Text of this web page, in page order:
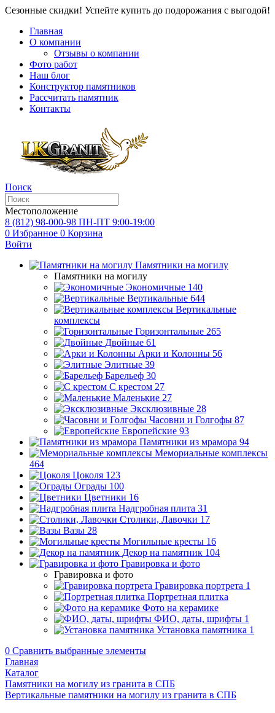
Сезонные скидки! Успейте купить до подорожания с выгодой!
Главная
О компании
Отзывы о компании
Фото работ
Наш блог
Конструктор памятников
Рассчитать памятник
Контакты
Поиск
Местоположение
8 (812) 98-000-98 ПН-ПТ 9:00-19:00
0 Избранное 0 Корзина
Войти
Памятники на могилу
Памятники на могилу
Экономичные 140
Вертикальные 644
Вертикальные
комплексы
Горизонтальные 265
Двойные 61
Арки и Колонны 56
Элитные 39
Барельеф 30
С крестом 27
Маленькие 27
Эксклюзивные 28
Часовни и Голгофы 87
Европейские 93
Памятники из мрамора 94
Мемориальные комплексы
464
Цоколя 123
Ограды 100
Цветники 16
Надгробная плита 31
Столики, Лавочки 17
Вазы 28
Могильные кресты 16
Декор на памятник 104
Гравировка и фото
Гравировка и фото
Гравировка портрета 1
Портретная плитка
Фото на керамике
ФИО, даты, шрифты 1
Установка памятника 1
0 Сравнить выбранные элементы
Главная
Каталог
Памятники на могилу из гранита в СПБ
Вертикальные памятники на могилу из гранита в СПБ